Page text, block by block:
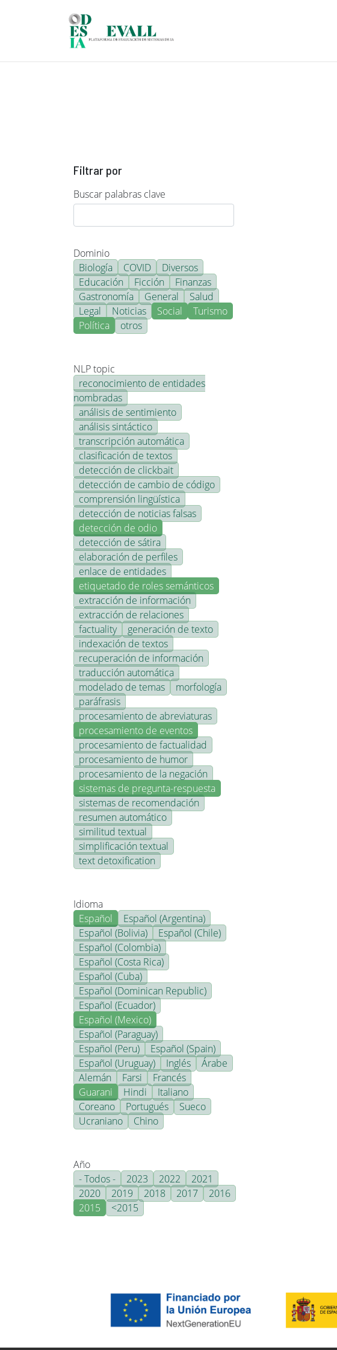
Filtrar por
Buscar palabras clave
Dominio
Biología
COVID
Diversos
Educación
Ficción
Finanzas
Gastronomía
General
Salud
Legal
Noticias Social
Turismo
Política
otros
NLP topic
reconocimiento de entidades
nombradas
análisis de sentimiento
análisis sintáctico
transcripción automática
clasificación de textos
detección de clickbait
detección de cambio de código
comprensión lingüística
detección de noticias falsas
detección de odio
detección de sátira
elaboración de perfiles
enlace de entidades
etiquetado de roles semánticos
extracción de información
extracción de relaciones
factuality
generación de texto
indexación de textos
recuperación de información
traducción automática
modelado de temas
morfología
paráfrasis
procesamiento de abreviaturas
procesamiento de eventos
procesamiento de factualidad
procesamiento de humor
procesamiento de la negación
sistemas de pregunta-respuesta
sistemas de recomendación
resumen automático
similitud textual
simplificación textual
text detoxification
Idioma
Español
Español (Argentina)
Español (Bolivia)
Español (Chile)
Español (Colombia)
Español (Costa Rica)
Español (Cuba)
Español (Dominican Republic)
Español (Ecuador)
Español (Mexico)
Español (Paraguay)
Español (Peru)
Español (Spain)
Español (Uruguay)
Inglés
Árabe
Alemán
Farsi
Francés
Guarani
Hindi
Italiano
Coreano
Portugués
Sueco
Ucraniano
Chino
Año
- Todos -
2023 2022
2021
2020
2019 2018 2017
2016
2015
<2015